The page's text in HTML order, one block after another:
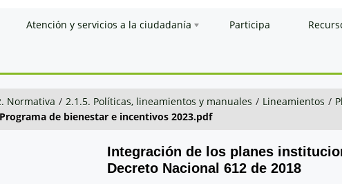
Atención y servicios a la ciudadanía Participa
Normativa / 2.1.5. Políticas, lineamientos y manuales / Lineamientos /
de bienestar e incentivos 2023.pdf
Integración de los planes
Decreto Nacional 612 de 2018